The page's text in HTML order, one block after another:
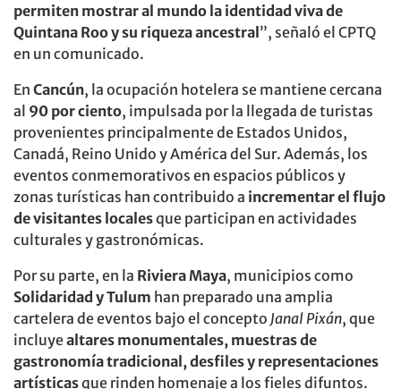
permiten mostrar al mundo la identidad viva de
Quintana Roo y su riqueza ancestral ”, señaló el CPTQ
en un comunicado.
En Cancún, la ocupación hotelera se mantiene cercana
al 90 por ciento, impulsada por la llegada de turistas
provenientes principalmente de Estados Unidos,
Canadá, Reino Unido y América del Sur. Además, los
eventos conmemorativos en espacios públicos y
zonas turísticas han contribuido a incrementar el flujo
de visitantes localesque participan en actividades
culturales y gastronómicas.
Por su parte, en la Riviera Maya, municipios como
Solidaridad y Tulum han preparado una amplia
cartelera de eventos bajo el concepto Janal Pixán, que
incluyealtares monumentales, muestras de
gastronomía tradicional, desfiles y representaciones
artísticasque rinden homenaje a los fieles difuntos.